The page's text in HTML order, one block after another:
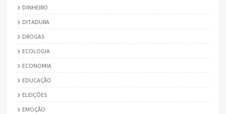
DINHEIRO
DITADURA
DROGAS
ECOLOGIA
ECONOMIA
EDUCAÇÃO
ELEIÇÕES
EMOÇÃO